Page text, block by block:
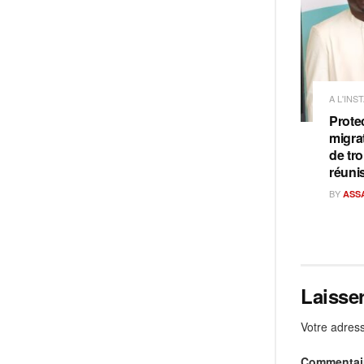
A
de
BY
Votre